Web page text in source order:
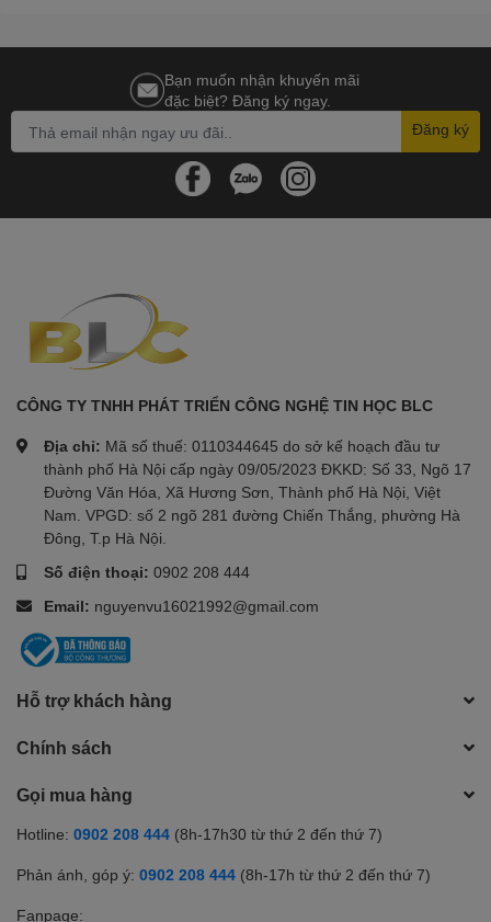
Bạn muốn nhận khuyến mãi
đặc biệt? Đăng ký ngay.
Đăng ký
CÔNG TY TNHH PHÁT TRIỂN CÔNG NGHỆ TIN HỌC BLC
Địa chỉ: Mã số thuế: 0110344645 do sở kế hoạch đầu tư
thành phố Hà Nội cấp ngày 09/05/2023 ĐKKD: Số 33, Ngõ 17
Đường Văn Hóa, Xã Hương Sơn, Thành phố Hà Nội, Việt
Nam. VPGD: số 2 ngõ 281 đường Chiến Thắng, phường Hà
Đông, T.p Hà Nội.
Số điện thoại: 0902 208 444
Email: nguyenvu16021992@gmail.com
Hỗ trợ khách hàng
Chính sách
Gọi mua hàng
Hotline: 0902 208 444 (8h-17h30 từ thứ 2 đến thứ 7)
Phản ánh, góp ý: 0902 208 444 (8h-17h từ thứ 2 đến thứ 7)
Fanpage: